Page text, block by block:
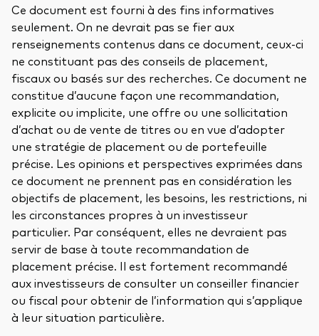
Ce document est fourni à des fins informatives
seulement. On ne devrait pas se fier aux
renseignements contenus dans ce document, ceux-ci
ne constituant pas des conseils de placement,
fiscaux ou basés sur des recherches. Ce document ne
constitue d’aucune façon une recommandation,
explicite ou implicite, une offre ou une sollicitation
d’achat ou de vente de titres ou en vue d’adopter
une stratégie de placement ou de portefeuille
précise. Les opinions et perspectives exprimées dans
ce document ne prennent pas en considération les
objectifs de placement, les besoins, les restrictions, ni
les circonstances propres à un investisseur
particulier. Par conséquent, elles ne devraient pas
servir de base à toute recommandation de
placement précise. Il est fortement recommandé
aux investisseurs de consulter un conseiller financier
ou fiscal pour obtenir de l’information qui s’applique
à leur situation particulière.